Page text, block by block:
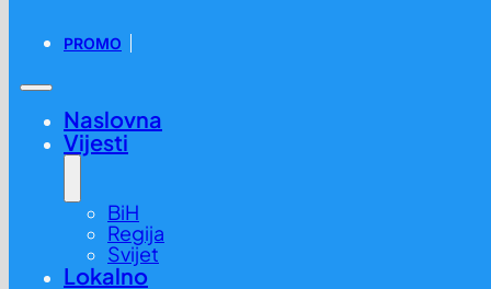
PROMO
Naslovna
Vijesti
BiH
Regija
Svijet
Lokalno